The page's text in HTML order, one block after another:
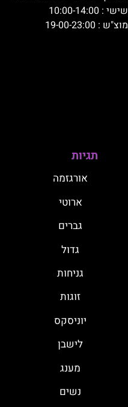
שישי : 10:00-14:00
מוצ"ש : 19-00-23:00
תגיות
אורגזמה
ארוטי
גברים
גדול
גניחות
זוגות
יוניסקס
לישבן
מענג
נשים